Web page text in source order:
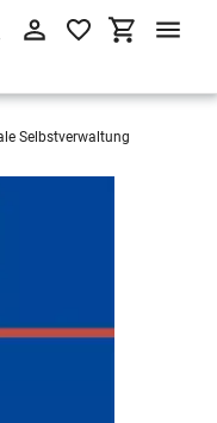
Einloggen
Selbstverwaltung